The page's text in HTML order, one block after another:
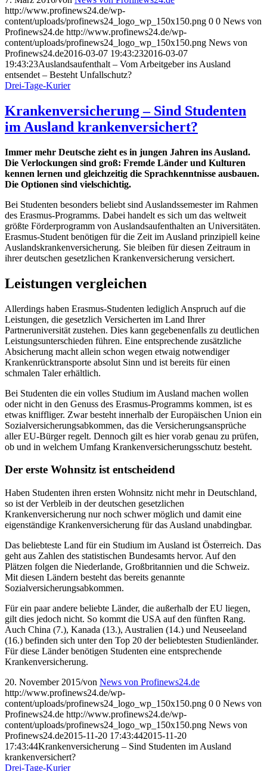
http://www.profinews24.de/wp-
content/uploads/profinews24_logo_wp_150x150.png 0 0 News von
Profinews24.de http://www.profinews24.de/wp-
content/uploads/profinews24_logo_wp_150x150.png News von
Profinews24.de2016-03-07 19:43:232016-03-07
19:43:23Auslandsaufenthalt – Vom Arbeitgeber ins Ausland
entsendet – Besteht Unfallschutz?
Drei-Tage-Kurier
Krankenversicherung – Sind Studenten
im Ausland krankenversichert?
Immer mehr Deutsche zieht es in jungen Jahren ins Ausland.
Die Verlockungen sind groß: Fremde Länder und Kulturen
kennen lernen und gleichzeitig die Sprachkenntnisse ausbauen.
Die Optionen sind vielschichtig.
Bei Studenten besonders beliebt sind Auslandssemester im Rahmen
des Erasmus-Programms. Dabei handelt es sich um das weltweit
größte Förderprogramm von Auslandsaufenthalten an Universitäten.
Erasmus-Student benötigen für die Zeit im Ausland prinzipiell keine
Auslandskrankenversicherung. Sie bleiben für diesen Zeitraum in
ihrer deutschen gesetzlichen Krankenversicherung versichert.
Leistungen vergleichen
Allerdings haben Erasmus-Studenten lediglich Anspruch auf die
Leistungen, die gesetzlich Versicherten im Land Ihrer
Partneruniversität zustehen. Dies kann gegebenenfalls zu deutlichen
Leistungsunterschieden führen. Eine entsprechende zusätzliche
Absicherung macht allein schon wegen etwaig notwendiger
Krankenrücktransporte absolut Sinn und ist bereits für einen
schmalen Taler erhältlich.
Bei Studenten die ein volles Studium im Ausland machen wollen
oder nicht in den Genuss des Erasmus-Programms kommen, ist es
etwas kniffliger. Zwar besteht innerhalb der Europäischen Union ein
Sozialversicherungsabkommen, das die Versicherungsansprüche
aller EU-Bürger regelt. Dennoch gilt es hier vorab genau zu prüfen,
ob und in welchem Umfang Krankenversicherungsschutz besteht.
Der erste Wohnsitz ist entscheidend
Haben Studenten ihren ersten Wohnsitz nicht mehr in Deutschland,
so ist der Verbleib in der deutschen gesetzlichen
Krankenversicherung nur noch schwer möglich und damit eine
eigenständige Krankenversicherung für das Ausland unabdingbar.
Das beliebteste Land für ein Studium im Ausland ist Österreich. Das
geht aus Zahlen des statistischen Bundesamts hervor. Auf den
Plätzen folgen die Niederlande, Großbritannien und die Schweiz.
Mit diesen Ländern besteht das bereits genannte
Sozialversicherungsabkommen.
Für ein paar andere beliebte Länder, die außerhalb der EU liegen,
gilt dies jedoch nicht. So kommt die USA auf den fünften Rang.
Auch China (7.), Kanada (13.), Australien (14.) und Neuseeland
(16.) befinden sich unter den Top 20 der beliebtesten Studienländer.
Für diese Länder benötigen Studenten eine entsprechende
Krankenversicherung.
20. November 2015/von News von Profinews24.de
http://www.profinews24.de/wp-
content/uploads/profinews24_logo_wp_150x150.png 0 0 News von
Profinews24.de http://www.profinews24.de/wp-
content/uploads/profinews24_logo_wp_150x150.png News von
Profinews24.de2015-11-20 17:43:442015-11-20
17:43:44Krankenversicherung – Sind Studenten im Ausland
krankenversichert?
Drei-Tage-Kurier